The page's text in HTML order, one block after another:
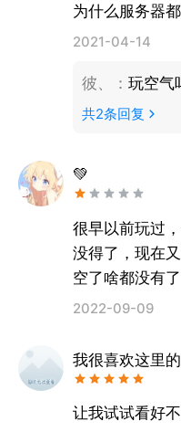
为什么服务器
2021-04-14
彼、 ： 玩空气
共2条回复
💚
很早以前玩过
没得了，现在
空了啥都没有
2022-09-09
我很喜欢这里
让我试试看好